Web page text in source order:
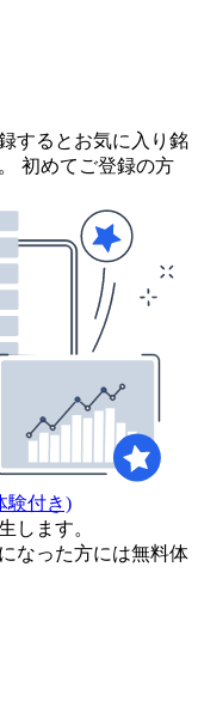
するとお気に入り銘
初めてご登録の方
験付き)
します。
なった方には無料体